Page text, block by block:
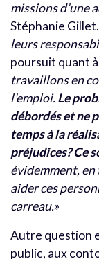
missions d’une
Stéphanie Gillet.
leurs
poursuit quant
travaillons en
l’emploi.Le
débordés et ne
temps à la
préjudices? Ce
évidemment,
aider ces
carreau.»
Autre question
public, aux